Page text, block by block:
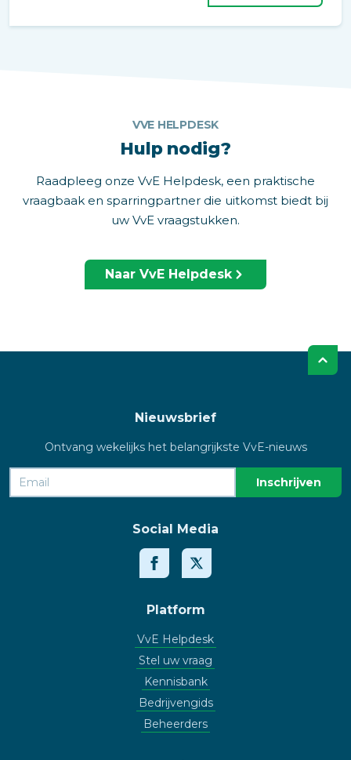
VVE HELPDESK
Hulp nodig?
Raadpleeg onze VvE Helpdesk, een praktische
vraagbaak en sparringpartner die uitkomst biedt bij
uw VvE vraagstukken.
Naar VvE Helpdesk
Nieuwsbrief
Ontvang wekelijks het belangrijkste VvE-nieuws
Social Media
Platform
VvE Helpdesk
Stel uw vraag
Kennisbank
Bedrijvengids
Beheerders